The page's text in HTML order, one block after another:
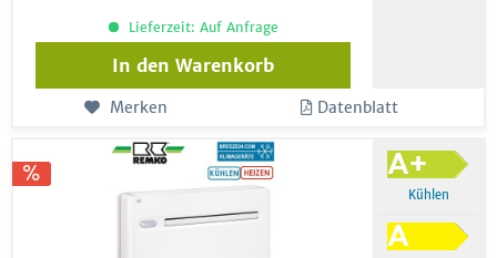
Lieferzeit: Auf Anfrage
In den Warenkorb
Merken Datenblatt
Kühlen